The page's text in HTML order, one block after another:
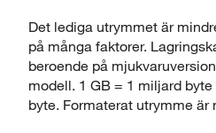
Det lediga utrymmet är
på många faktorer.
beroende på
modell. 1 GB = 1 miljard
byte. Formaterat utrymme är